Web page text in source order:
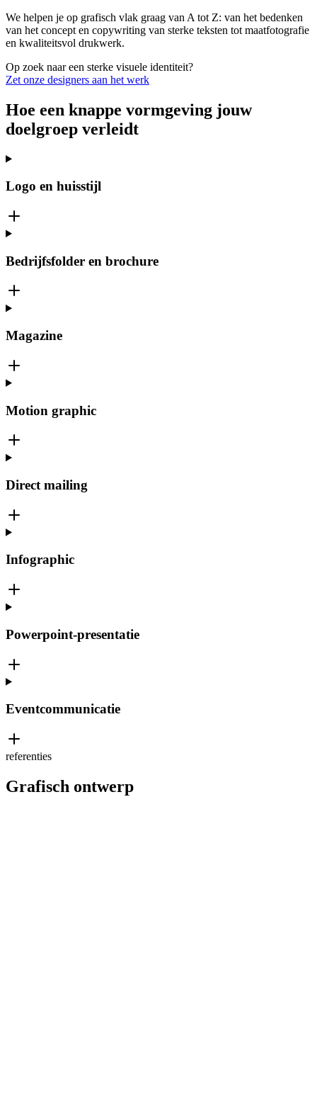
We helpen je op grafisch vlak graag van A tot Z: van het bedenken
van het concept en copywriting van sterke teksten tot maatfotografie
en kwaliteitsvol drukwerk.
Op zoek naar een sterke visuele identiteit?
Zet onze designers aan het werk
Hoe een knappe vormgeving jouw
doelgroep verleidt
Logo en huisstijl
Bedrijfsfolder en brochure
Magazine
Motion graphic
Direct mailing
Infographic
Powerpoint-presentatie
Eventcommunicatie
referenties
Grafisch ontwerp